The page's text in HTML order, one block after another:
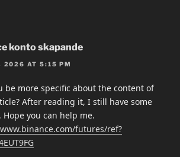
konto skapande
2026 AT 5:15 PM
be more specific about the content of
After reading it, I still have some
Hope you can help me.
futures/ref?